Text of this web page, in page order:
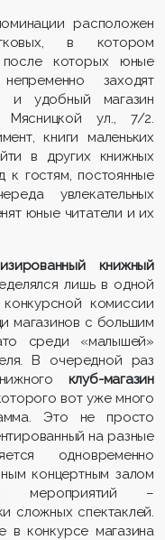
расположен
в котором
после которых юные
заходят
и удобный магазин
ул., 7/2.
книги маленьких
в других книжных
к гостям, постоянные
увлекательных
юные читатели и их
книжный
лишь в одной
комиссии
магазинов с большим
среди «малышей»
В очередной раз
клуб-магазин
вот уже много
Это не просто
на разные
одновременно
концертным залом
мероприятий –
сложных спектаклей.
в конкурсе магазина